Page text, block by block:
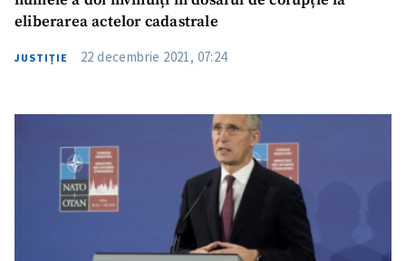
eliberarea actelor cadastrale
JUSTIȚIE 22 decembrie 2021, 07:24